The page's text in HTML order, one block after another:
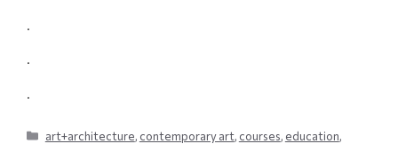
.
.
.
Categories
art+architecture, contemporary art, courses, education,